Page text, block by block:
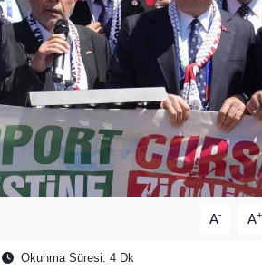
A- A+
Okunma Süresi: 4 Dk